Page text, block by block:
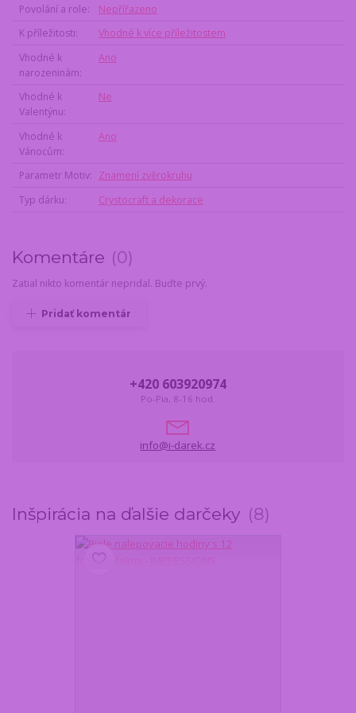
Povolání a role
Nepřířazeno
K příležitosti
Vhodné k více příležitostem
Vhodné k
narozeninám
Ano
Vhodné k
Valentýnu
Ne
Vhodné k
Vánocům
Ano
Parametr Motiv
Znamení zvěrokruhu
Typ dárku
Crystocraft a dekorace
Komentáre 0
Zatial nikto komentár nepridal. Buďte prvý.
Pridať komentár
+420 603920974
Po-Pia, 8-16 hod.
info@i-darek.cz
Inšpirácia na ďalšie darčeky 8